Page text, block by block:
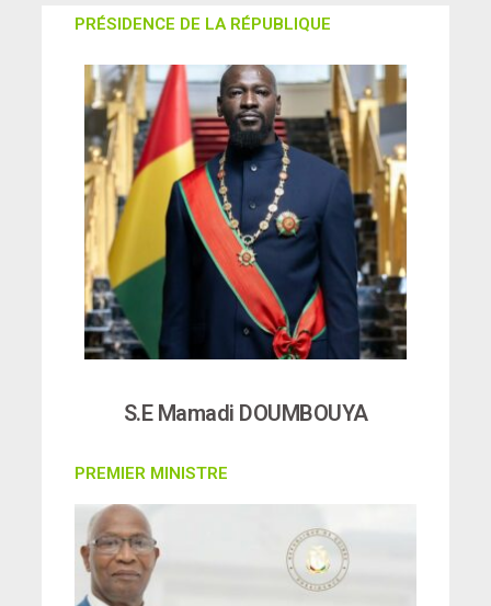
PRÉSIDENCE DE LA RÉPUBLIQUE
S.E Mamadi DOUMBOUYA
PREMIER MINISTRE